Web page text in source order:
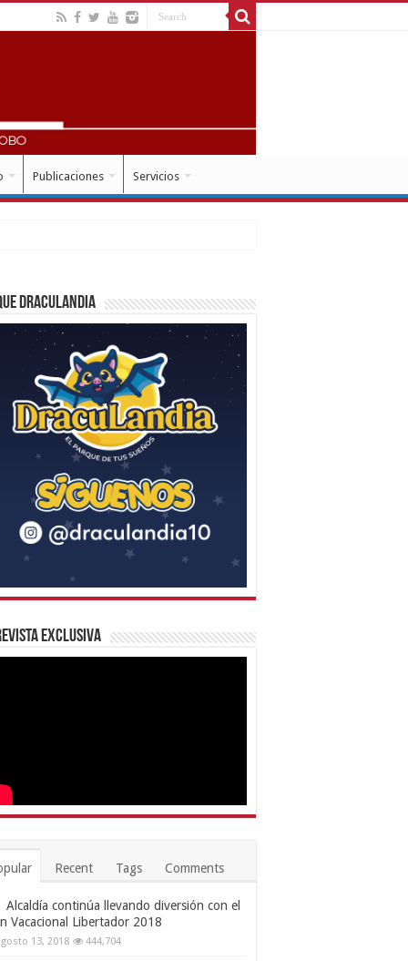
Publicaciones Servicios
Draculandia
Exclusiva
Recent Tags Comments
Alcaldía continúa llevando diversión con el
Vacacional Libertador 2018
13, 2018 444,704